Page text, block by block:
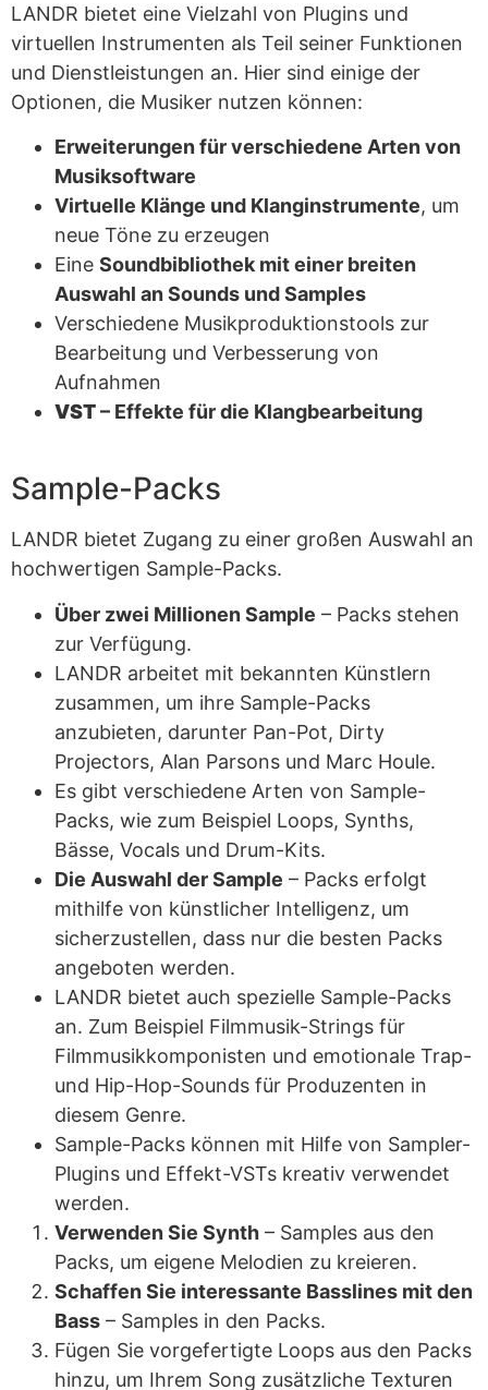
LANDR bietet eine Vielzahl von Plugins und
virtuellen Instrumenten als Teil seiner Funktionen
und Dienstleistungen an. Hier sind einige der
Optionen, die Musiker nutzen können:
Erweiterungen für verschiedene Arten von
Musiksoftware
Virtuelle Klänge und Klanginstrumente, um
neue Töne zu erzeugen
Eine Soundbibliothek mit einer breiten
Auswahl an Sounds und Samples
Verschiedene Musikproduktionstools zur
Bearbeitung und Verbesserung von
Aufnahmen
VST– Effekte für die Klangbearbeitung
Sample-Packs
LANDR bietet Zugang zu einer großen Auswahl an
hochwertigen Sample-Packs.
Über zwei Millionen Sample – Packs stehen
zur Verfügung.
LANDR arbeitet mit bekannten Künstlern
zusammen, um ihre Sample-Packs
anzubieten, darunter Pan-Pot, Dirty
Projectors, Alan Parsons und Marc Houle.
Es gibt verschiedene Arten von Sample-
Packs, wie zum Beispiel Loops, Synths,
Bässe, Vocals und Drum-Kits.
Die Auswahl der Sample – Packs erfolgt
mithilfe von künstlicher Intelligenz, um
sicherzustellen, dass nur die besten Packs
angeboten werden.
LANDR bietet auch spezielle Sample-Packs
an. Zum Beispiel Filmmusik-Strings für
Filmmusikkomponisten und emotionale Trap-
und Hip-Hop-Sounds für Produzenten in
diesem Genre.
Sample-Packs können mit Hilfe von Sampler-
Plugins und Effekt-VSTs kreativ verwendet
werden.
Verwenden Sie Synth – Samples aus den
Packs, um eigene Melodien zu kreieren.
Schaffen Sie interessante Basslines mit den
Bass – Samples in den Packs.
Fügen Sie vorgefertigte Loops aus den Packs
hinzu, um Ihrem Song zusätzliche Texturen